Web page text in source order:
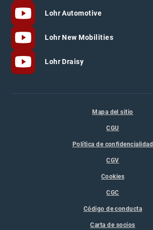
Lohr Automotive
Lohr New Mobilities
Lohr Draisy
Mapa del sitio
CGU
Política de confidencialidad
CGV
Cookies
CGC
Código de conducta
Carta de socios